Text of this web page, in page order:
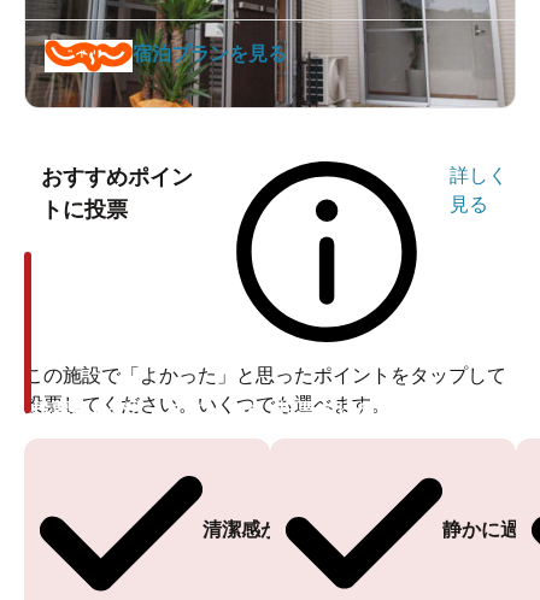
宿泊プランを見る
おすすめポイン
トに投票
詳しく
見る
この施設で「よかった」と思ったポイントをタップして
投票してください。いくつでも選べます。
清潔感がある
投票ありがとうございます
静かに過
投票ありがとうございます